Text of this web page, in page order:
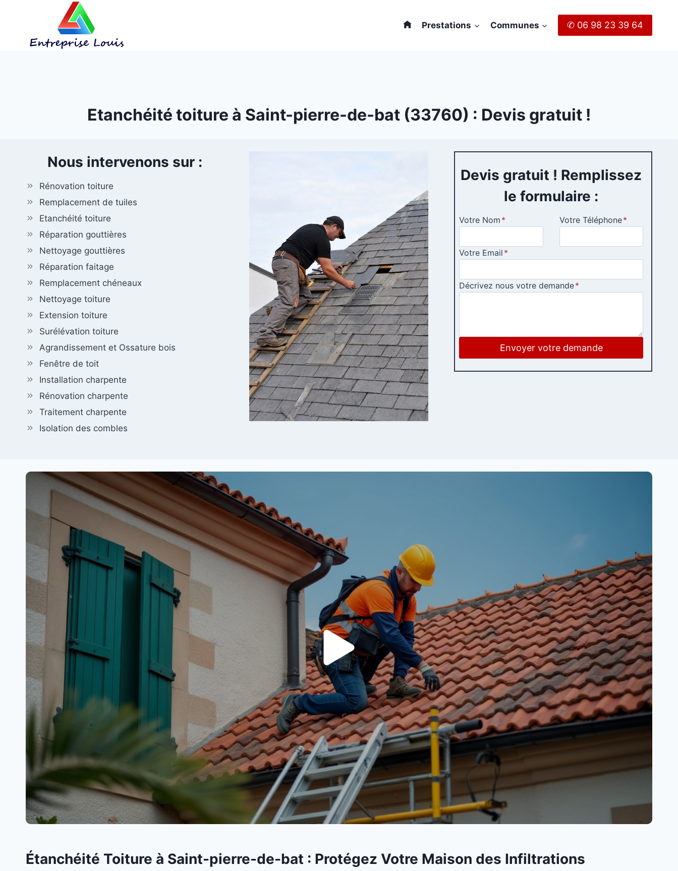
Prestations Communes ✆ 06 98 23 39 64
Etanchéité toiture à Saint-pierre-de-bat (33760) : Devis gratuit !
Nous intervenons sur :
Rénovation toiture
Remplacement de tuiles
Etanchéité toiture
Réparation gouttières
Nettoyage gouttières
Réparation faitage
Remplacement chéneaux
Nettoyage toiture
Extension toiture
Surélévation toiture
Agrandissement et Ossature bois
Fenêtre de toit
Installation charpente
Rénovation charpente
Traitement charpente
Isolation des combles
Devis gratuit ! Remplissez
le formulaire :
Votre Nom * Votre Téléphone*
Votre Email *
Décrivez nous votre demande*
Envoyer votre demande
Étanchéité Toiture à Saint-pierre-de-bat : Protégez Votre Maison des Infiltrations